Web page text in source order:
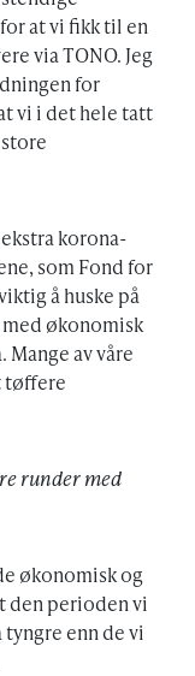
at vi fikk til en
via TONO. Jeg
for
vi i det hele tatt
korona-
som Fond for
å huske på
økonomisk
av våre
tøffere
runder med
økonomisk og
den perioden vi
tyngre enn de vi